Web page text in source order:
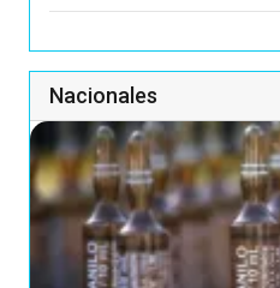
Nacionales